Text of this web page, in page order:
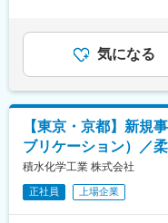
■使用ツール：
一般的なPCソフト
にとる責任感と充実
・海外拠点営業とダ
経験（一部、語学力活
変更の範囲：会社の
業部隊で、デジタル
しながらご自身で戦
進出も積極的に進め
り、注目されている
ら、ご自身のスキル
す。
■組織構成
営業部営業グループ
＞※上記年収は目安
給与などを考慮の上
（直近全社平均）賃
じて上下する可能性
記です。
気になる
【東京・京都】新規
ブリケーション）／
積水化学工業 株式会社
正社員 上場企業